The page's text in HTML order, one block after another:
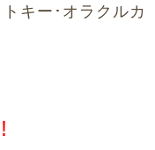
キー･オラクルカ